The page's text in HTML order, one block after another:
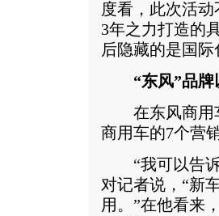
度看，此次活
3年之力打造的
后隐藏的是国
“东风”品牌
在东风商用车
商用车的7个营
“我可以告诉
对记者说，“新
用。”在他看来